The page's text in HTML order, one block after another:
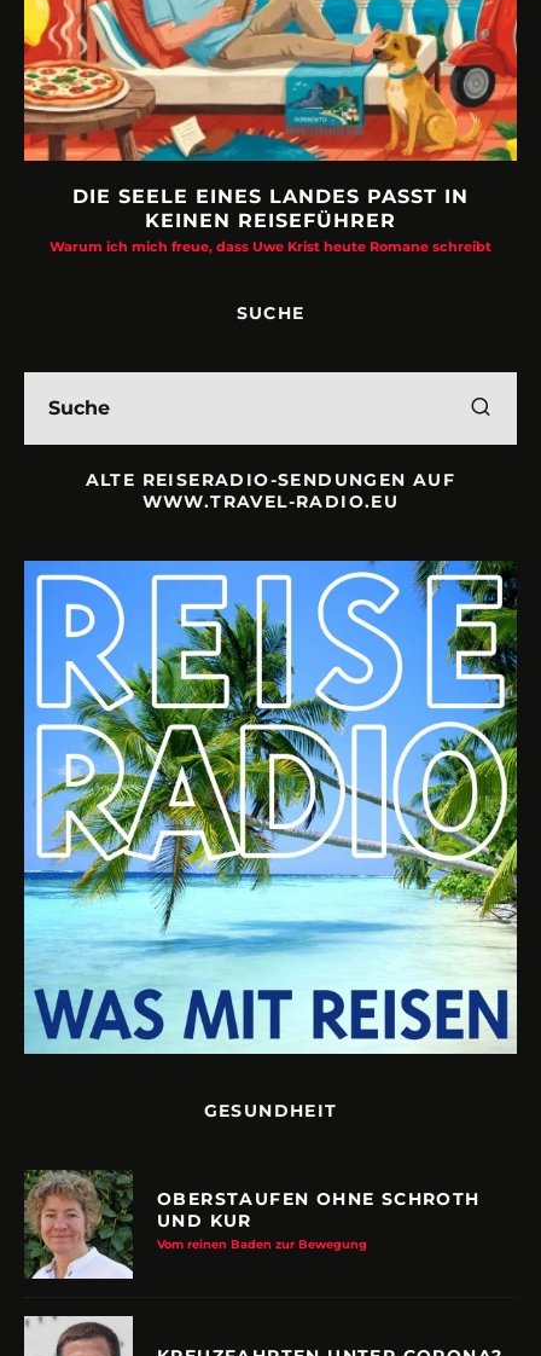
DIE SEELE EINES LANDES PASST IN
KEINEN REISEFÜHRER
Warum ich mich freue, dass Uwe Krist heute Romane schreibt
SUCHE
ALTE REISERADIO-SENDUNGEN AUF
WWW.TRAVEL-RADIO.EU
GESUNDHEIT
OBERSTAUFEN OHNE SCHROTH
UND KUR
Vom reinen Baden zur Bewegung